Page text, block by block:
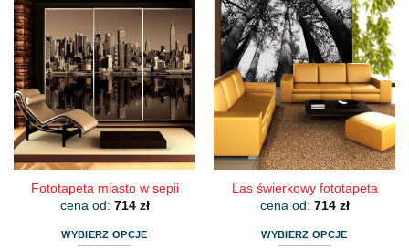
Fototapeta miasto w sepii
cena od: 714 zł
WYBIERZ OPCJE
Las świerkowy fototapeta
cena od: 714 zł
WYBIERZ OPCJE